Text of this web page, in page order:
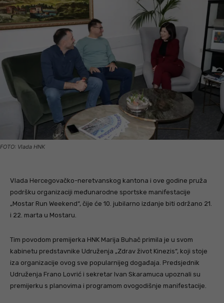
FOTO: Vlada HNK
Vlada Hercegovačko-neretvanskog kantona i ove godine pruža
podršku organizaciji međunarodne sportske manifestacije
„Mostar Run Weekend“, čije će 10. jubilarno izdanje biti održano 21.
i 22. marta u Mostaru.
Tim povodom premijerka HNK Marija Buhač primila je u svom
kabinetu predstavnike Udruženja „Zdrav život Kinezis“, koji stoje
iza organizacije ovog sve popularnijeg događaja. Predsjednik
Udruženja Frano Lovrić i sekretar Ivan Skaramuca upoznali su
premijerku s planovima i programom ovogodišnje manifestacije.